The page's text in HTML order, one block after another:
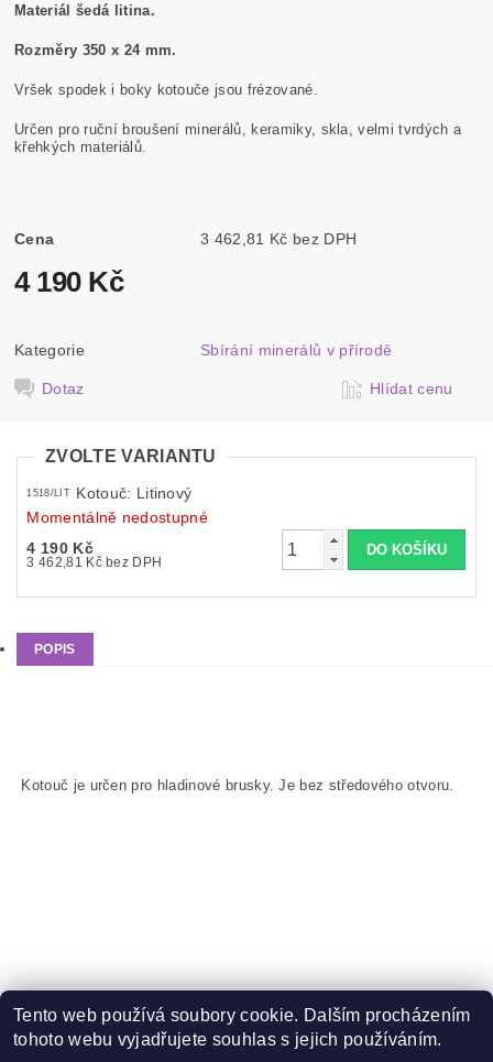
Materiál šedá litina.
Rozměry 350 x 24 mm.
Vršek spodek i boky kotouče jsou frézované.
Určen pro ruční broušení minerálů, keramiky, skla, velmi tvrdých a
křehkých materiálů.
Cena 3 462,81 Kč bez DPH
4 190 Kč
Kategorie Sbírání minerálů v přírodě
Dotaz Hlídat cenu
ZVOLTE VARIANTU
1518/LIT
Kotouč: Litinový
Momentálně nedostupné
4 190 Kč
3 462,81 Kč bez DPH
POPIS
Kotouč je určen pro hladinové brusky. Je bez středového otvoru.
Zboží.cz | Heureka.cz
Tento web používá soubory cookie. Dalším procházením
tohoto webu vyjadřujete souhlas s jejich používáním.